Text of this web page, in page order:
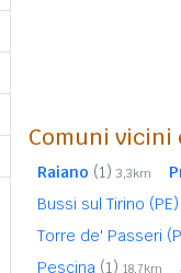
Comuni
Raiano (1) 3,3km
Bussi sul Tirino
Torre de' Passeri
Pescina (1) 18,7km